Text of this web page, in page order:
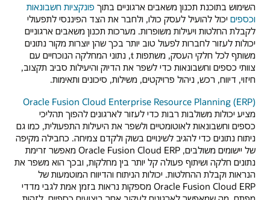
השימוש בתוכנת תכנון משאבים ארגוניים בתוך פונקציות חשבונאות
וכספים יכול להועיל לעסק כולו, ולחבר את הצד הפיננסי לתפעולי
לקבלת החלטות ויעילות משופרות. מערכות תכנון משאבים ארגוניים
יכולות לעזור לחברות לפעול טוב יותר בכך שהן יוצרות מקור נתונים
משותף לכל חלקי העסק, משתפות t, נתוני המחלקה הנוכחיים עם
צוותי כספים וחשבונאות כדי לשפר את הדיוק והיעילות סביב תקצוב,
חיזוי, דיווח, רכש, ניהול פרויקטים, משילות, סיכונים ותאימות.
Oracle Fusion Cloud Enterprise Resource Planning (ERP)
מציע יכולות משולבות רבות כדי לעזור לארגונים להפוך תהליכי
כספים וחשבונאות לאוטומטיים ולשפר את היעילות התפעולית, כמו גם
ניתוח נתונים כדי להגיב לשינויים בשוק ולקדם צמיחה. כחבילה מקיפה
של יישומים משולבים, Oracle Fusion Cloud ERP מאפשר זרימת
נתונים חלקה ושיתוף פעולה קל יותר בין מחלקות, ובכך הוא משפר את
הנראות וקבלת ההחלטות. יכולות הניתוח והדיווח המוטמעות של
Oracle Fusion Cloud ERP מספקות נראות בזמן אמת לגבי מדדי